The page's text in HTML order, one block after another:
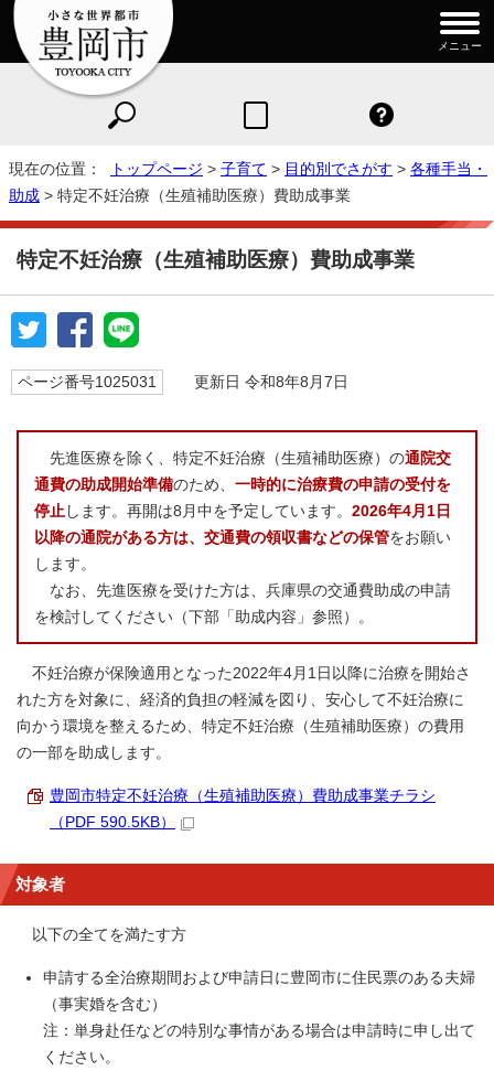
メニュー
現在の位置： トップページ > 子育て > 目的別でさがす > 各種手当・
助成 > 特定不妊治療（生殖補助医療）費助成事業
特定不妊治療（生殖補助医療）費助成事業
ページ番号1025031 更新日 令和8年8月7日
先進医療を除く、特定不妊治療（生殖補助医療）の通院交
通費の助成開始準備のため、 一時的に治療費の申請の受付を
停止 します。再開は8月中を予定しています。 2026年4月1日
以降の通院がある方は、交通費の領収書などの保管をお願い
します。
なお、先進医療を受けた方は、兵庫県の交通費助成の申請
を検討してください（下部「助成内容」参照）。
不妊治療が保険適用となった2022年4月1日以降に治療を開始さ
れた方を対象に、経済的負担の軽減を図り、安心して不妊治療に
向かう環境を整えるため、特定不妊治療（生殖補助医療）の費用
の一部を助成します。
豊岡市特定不妊治療（生殖補助医療）費助成事業チラシ
（PDF 590.5KB）
対象者
以下の全てを満たす方
申請する全治療期間および申請日に豊岡市に住民票のある夫婦
（事実婚を含む）
注：単身赴任などの特別な事情がある場合は申請時に申し出て
ください。